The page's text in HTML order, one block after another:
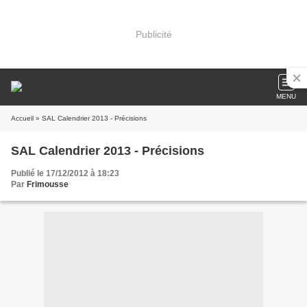
Publicité
MENU
Accueil » SAL Calendrier 2013 - Précisions
SAL Calendrier 2013 - Précisions
Publié le 17/12/2012 à 18:23
Par Frimousse